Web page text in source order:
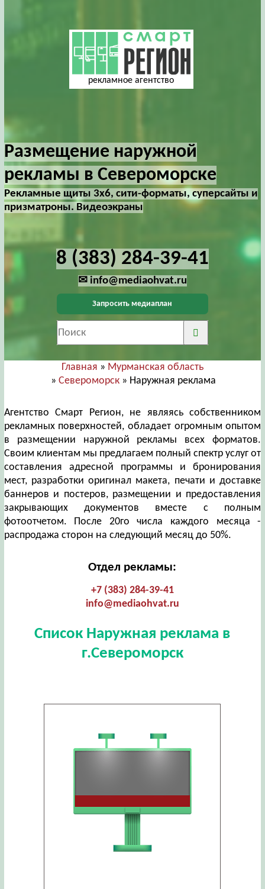
рекламное агентство
Размещение наружной
рекламы в Североморске
Рекламные щиты 3х6, сити-форматы, суперсайты и
призматроны. Видеоэкраны
8 (383) 284-39-41
✉ info@mediaohvat.ru
Запросить медиаплан
Главная » Мурманская область
»Североморск » Наружная реклама
Агентство Смарт Регион, не являясь собственником
рекламных поверхностей, обладает огромным опытом
в размещении наружной рекламы всех форматов.
Своим клиентам мы предлагаем полный спектр услуг от
составления адресной программы и бронирования
мест, разработки оригинал макета, печати и доставке
баннеров и постеров, размещении и предоставления
закрывающих документов вместе с полным
фотоотчетом. После 20го числа каждого месяца -
распродажа сторон на следующий месяц до 50%.
Отдел рекламы:
+7 (383) 284-39-41
info@mediaohvat.ru
Список Наружная реклама в
г.Североморск